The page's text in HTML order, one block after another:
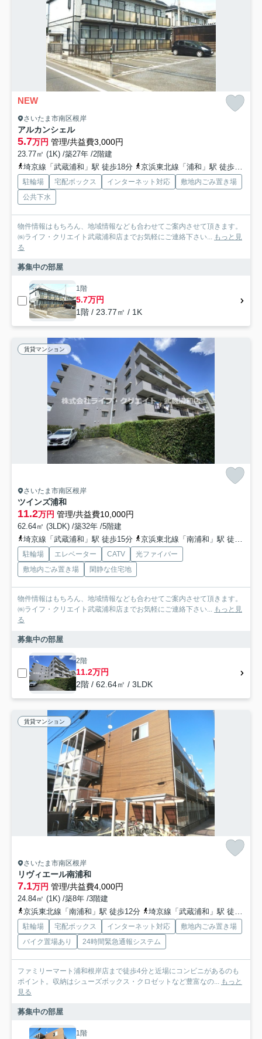
NEW
さいたま市南区根岸
アルカンシェル
5.7万円 管理/共益費3,000円
23.77㎡ (1K) /築27年 /2階建
埼京線「武蔵浦和」駅 徒歩18分
京浜東北線「浦和」駅 徒歩23分
駐輪場 宅配ボックス インターネット対応
敷地内ごみ置き場
公共下水
物件情報はもちろん、地域情報なども合わせてご案内させて頂きます。
㈱ライフ・クリエイト武蔵浦和店までお気軽にご連絡下さい... もっと見
る
募集中の部屋
1階
5.7万円
1階 / 23.77㎡ / 1K
賃貸マンション
さいたま市南区根岸
ツインズ浦和
11.2万円 管理/共益費10,000円
62.64㎡ (3LDK) /築32年 /5階建
埼京線「武蔵浦和」駅 徒歩15分
京浜東北線「南浦和」駅 徒歩13分
駐輪場 エレベーター CATV
光ファイバー
敷地内ごみ置き場
閑静な住宅地
物件情報はもちろん、地域情報なども合わせてご案内させて頂きます。
㈱ライフ・クリエイト武蔵浦和店までお気軽にご連絡下さい... もっと見
る
募集中の部屋
2階
11.2万円
2階 / 62.64㎡ / 3LDK
賃貸マンション
さいたま市南区根岸
リヴィエール南浦和
7.1万円 管理/共益費4,000円
24.84㎡ (1K) /築8年 /3階建
京浜東北線「南浦和」駅 徒歩12分
埼京線「武蔵浦和」駅 徒歩23分
駐輪場 宅配ボックス インターネット対応
敷地内ごみ置き場
バイク置場あり
24時間緊急通報システム
ファミリーマート浦和根岸店まで徒歩4分と近場にコンビニがあるのも
ポイント。収納はシューズボックス・クロゼットなど豊富なの... もっと
見る
募集中の部屋
1階